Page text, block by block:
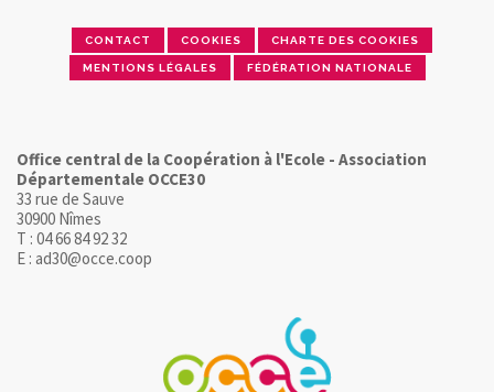
CONTACT COOKIES CHARTE DES COOKIES
MENTIONS LÉGALES FÉDÉRATION NATIONALE
Office central de la Coopération à l'Ecole - Association
Départementale OCCE30
33 rue de Sauve
30900 Nîmes
T : 04 66 84 92 32
E : ad30@occe.coop